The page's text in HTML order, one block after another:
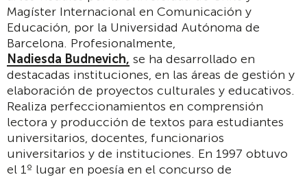
Magíster Internacional en Comunicación y
Educación, por la Universidad Autónoma de
Barcelona. Profesionalmente,
Nadiesda Budnevich, se ha desarrollado en
destacadas instituciones, en las áreas de gestión y
elaboración de proyectos culturales y educativos.
Realiza perfeccionamientos en comprensión
lectora y producción de textos para estudiantes
universitarios, docentes, funcionarios
universitarios y de instituciones. En 1997 obtuvo
el 1º lugar en poesía en el concurso de